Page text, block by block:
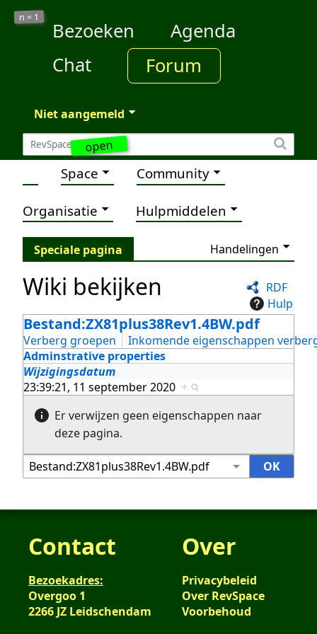
open
n = 1
Bezoeken
Agenda
Chat
Forum
Niet aangemeld
Space Community
Organisatie Hulpmiddelen
Speciale pagina Handelingen
RDF
Hulp
Wiki bekijken
Bestand:ZX81plus38Rev1.4BW.pdf
Verberg groepen
Inkomende eigenschappen
Adminstrative properties
Wijzigingsdatum
23:39:21, 11 september 2020 +
Er verwijzen geen eigenschappen naar
deze pagina.
Contact
Bezoekadres:
Overgoo 1
2266 JZ Leidschendam
Over
Privacybeleid
Over RevSpace
Voorbehoud